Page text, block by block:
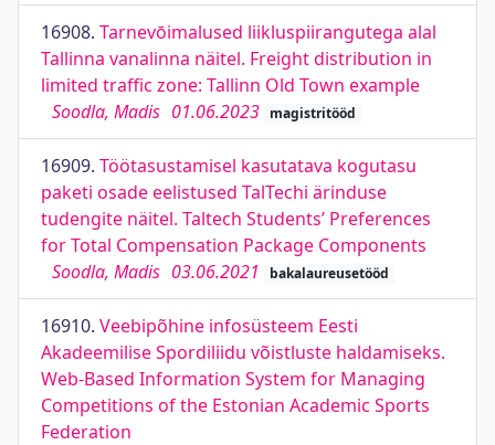
16908. Tarnevōimalused liikluspiirangutega alal
Tallinna vanalinna näitel. Freight distribution in
limited traffic zone: Tallinn Old Town example
Soodla, Madis 01.06.2023 magistritööd
16909. Töötasustamisel kasutatava kogutasu
paketi osade eelistused TalTechi ärinduse
tudengite näitel. Taltech Students’ Preferences
for Total Compensation Package Components
Soodla, Madis 03.06.2021 bakalaureusetööd
16910. Veebipõhine infosüsteem Eesti
Akadeemilise Spordiliidu võistluste haldamiseks.
Web-Based Information System for Managing
Competitions of the Estonian Academic Sports
Federation